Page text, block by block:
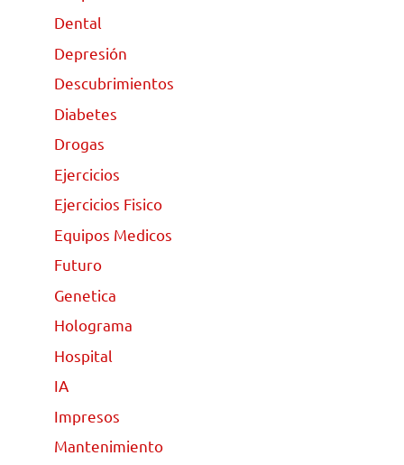
Dental
Depresión
Descubrimientos
Diabetes
Drogas
Ejercicios
Ejercicios Fisico
Equipos Medicos
Futuro
Genetica
Holograma
Hospital
IA
Impresos
Mantenimiento